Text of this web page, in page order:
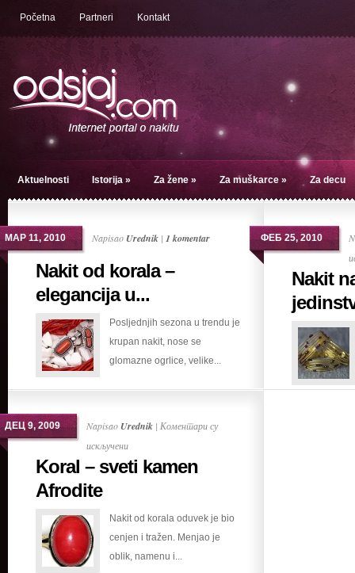
Početna Partneri Kontakt
Aktuelnosti Istorija » Za žene » Za muškarce » Za decu
МАР 11, 2010 Napisao Urednik | 1 komentar
Nakit od korala –
elegancija u...
Posljednjih sezona u trendu je
krupan nakit, nose se
glomazne ogrlice, velike...
ФЕБ 25, 2010
Nakit
ДЕЦ 9, 2009 Napisao Urednik | Коментари су
искљученина
Koral
kamen
Afrodite
Koral – sveti kamen
Afrodite
Nakit od korala oduvek je bio
cenjen i tražen. Menjao je
oblik, namenu i...